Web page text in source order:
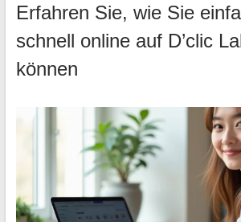
Erfahren Sie, wie Sie
schnell online auf D’clic
können